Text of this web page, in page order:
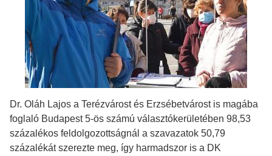
Dr. Oláh Lajos a Terézvárost és Erzsébetvárost is magába
foglaló Budapest 5-ös számú választókerületében 98,53
százalékos feldolgozottságnál a szavazatok 50,79
százalékát szerezte meg, így harmadszor is a DK